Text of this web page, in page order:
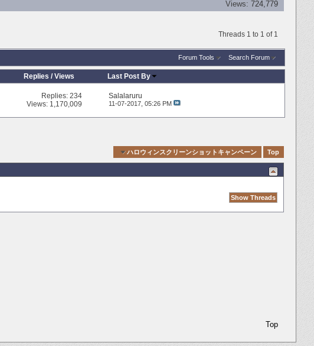
Views: 724,779
Threads 1 to 1 of 1
Forum Tools Search Forum
Replies /Views Last Post By
Replies:234
Views: 1,170,009
Salalaruru
11-07-2017, 05:26 PM
ハロウィンスクリーンショットキャンペーン Top
Top